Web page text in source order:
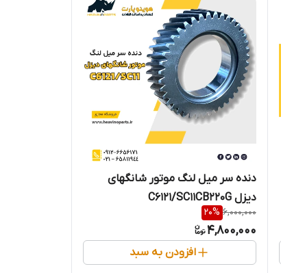
دنده سر میل لنگ موتور شانگهای
دیزل C6121/SC11CB220G
6,000,000
20%
4,800,000
افزودن به سبد